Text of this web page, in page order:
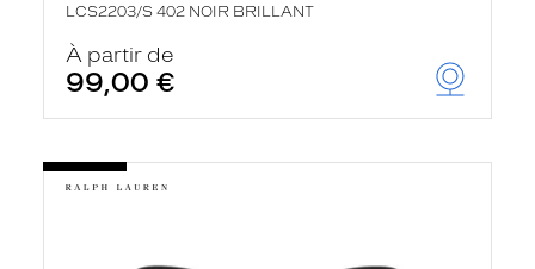
LCS2203/S 402 NOIR BRILLANT
À partir de
99,00 €